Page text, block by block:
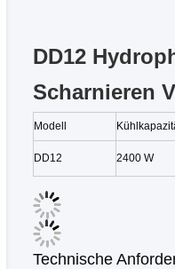
DD12
Scharnieren
Modell
DD12 2400 W
Technische